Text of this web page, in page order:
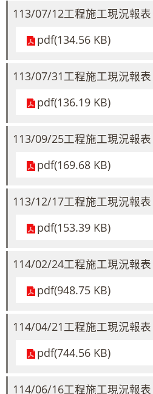
113/07/12工程施工現況報表
pdf(134.56 KB)
113/07/31工程施工現況報表
pdf(136.19 KB)
113/09/25工程施工現況報表
pdf(169.68 KB)
113/12/17工程施工現況報表
pdf(153.39 KB)
114/02/24工程施工現況報表
pdf(948.75 KB)
114/04/21工程施工現況報表
pdf(744.56 KB)
114/06/16工程施工現況報表